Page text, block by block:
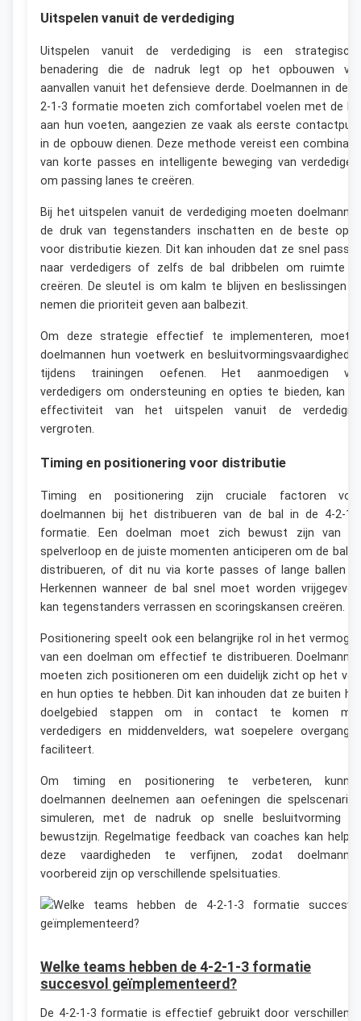
Uitspelen vanuit de verdediging
Uitspelen vanuit de verdediging is een
benadering die de nadruk legt op het opbouwen
aanvallen vanuit het defensieve derde. Doelmannen in de
2-1-3 formatie moeten zich comfortabel voelen met de
aan hun voeten, aangezien ze vaak als eerste
in de opbouw dienen. Deze methode vereist een
van korte passes en intelligente beweging van
om passing lanes te creëren.
Bij het uitspelen vanuit de verdediging moeten
de druk van tegenstanders inschatten en de beste
voor distributie kiezen. Dit kan inhouden dat ze snel
naar verdedigers of zelfs de bal dribbelen om ruimte
creëren. De sleutel is om kalm te blijven en beslissingen
nemen die prioriteit geven aan balbezit.
Om deze strategie effectief te implementeren,
doelmannen hun voetwerk en
tijdens trainingen oefenen. Het aanmoedigen
verdedigers om ondersteuning en opties te bieden, kan
effectiviteit van het uitspelen vanuit de
vergroten.
Timing en positionering voor distributie
Timing en positionering zijn cruciale factoren
doelmannen bij het distribueren van de bal in de 4-2-1-
formatie. Een doelman moet zich bewust zijn van
spelverloop en de juiste momenten anticiperen om de bal
distribueren, of dit nu via korte passes of lange ballen
Herkennen wanneer de bal snel moet worden
kan tegenstanders verrassen en scoringskansen creëren.
Positionering speelt ook een belangrijke rol in het
van een doelman om effectief te distribueren.
moeten zich positioneren om een duidelijk zicht op het
en hun opties te hebben. Dit kan inhouden dat ze buiten
doelgebied stappen om in contact te komen
verdedigers en middenvelders, wat soepelere
faciliteert.
Om timing en positionering te verbeteren,
doelmannen deelnemen aan oefeningen die
simuleren, met de nadruk op snelle besluitvorming
bewustzijn. Regelmatige feedback van coaches kan
deze vaardigheden te verfijnen, zodat
voorbereid zijn op verschillende spelsituaties.
Welke teams hebben de 4-2-1-3 formatie
succesvol geïmplementeerd?
De 4-2-1-3 formatie is effectief gebruikt door